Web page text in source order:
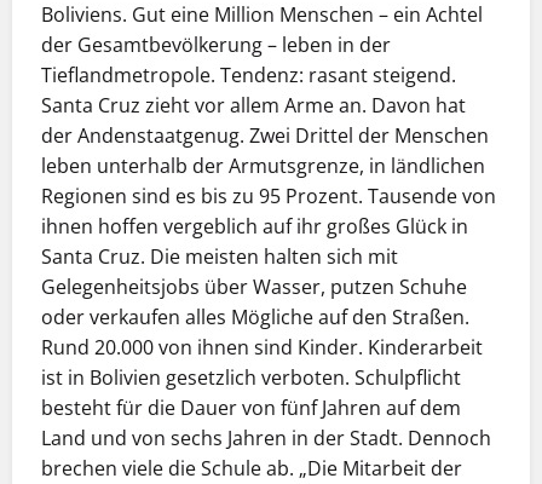
Boliviens. Gut eine Million Menschen – ein Achtel
der Gesamtbevölkerung – leben in der
Tieflandmetropole. Tendenz: rasant steigend.
Santa Cruz zieht vor allem Arme an. Davon hat
der Andenstaatgenug. Zwei Drittel der Menschen
leben unterhalb der Armutsgrenze, in ländlichen
Regionen sind es bis zu 95 Prozent. Tausende von
ihnen hoffen vergeblich auf ihr großes Glück in
Santa Cruz. Die meisten halten sich mit
Gelegenheitsjobs über Wasser, putzen Schuhe
oder verkaufen alles Mögliche auf den Straßen.
Rund 20.000 von ihnen sind Kinder. Kinderarbeit
ist in Bolivien gesetzlich verboten. Schulpflicht
besteht für die Dauer von fünf Jahren auf dem
Land und von sechs Jahren in der Stadt. Dennoch
brechen viele die Schule ab. „Die Mitarbeit der